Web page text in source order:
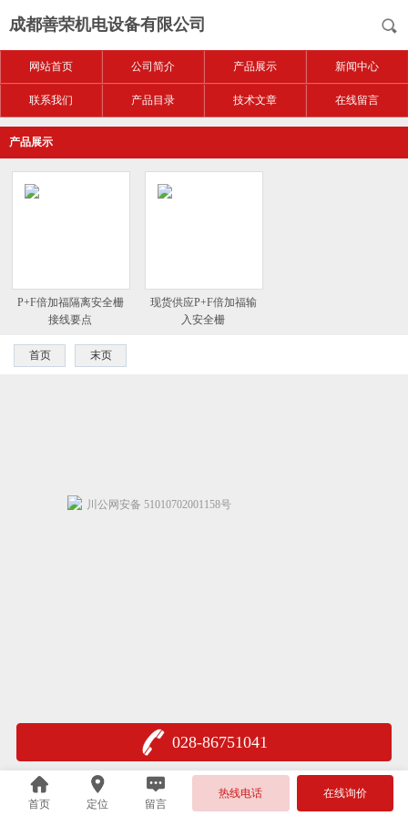
成都善荣机电设备有限公司
网站首页 公司简介 产品展示 新闻中心
联系我们 产品目录 技术文章 在线留言
产品展示
P+F倍加福隔离安全栅
接线要点
现货供应P+F倍加福输
入安全栅
首页 末页
028-86751041
首页 定位 留言
热线电话 在线询价
川公网安备 51010702001158号